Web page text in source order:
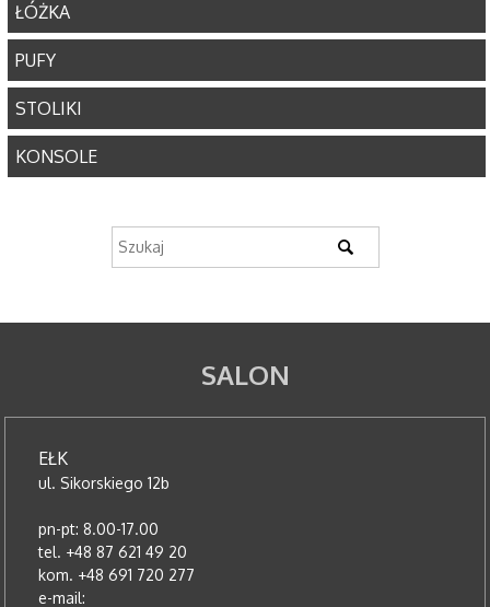
ŁÓŻKA
PUFY
STOLIKI
KONSOLE
SALON
EŁK
ul. Sikorskiego 12b
pn-pt: 8.00-17.00
tel. +48 87 621 49 20
kom. +48 691 720 277
e-mail: